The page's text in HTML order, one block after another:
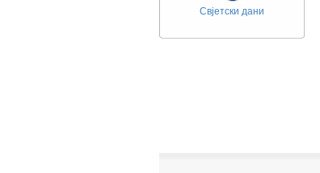
Свјетски дани